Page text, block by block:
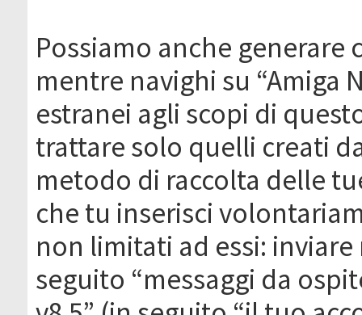
Possiamo anche
mentre navighi su “Amiga
estranei agli scopi di
trattare solo quelli creati
metodo di raccolta delle
che tu inserisci
non limitati ad essi:
seguito “messaggi da